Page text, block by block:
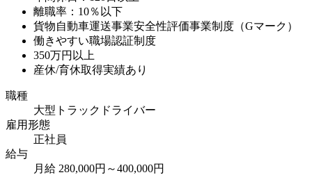
離職率：10％以下
貨物自動車運送事業安全性評価事業制度（Gマーク）
働きやすい職場認証制度
350万円以上
産休/育休取得実績あり
職種
大型トラックドライバー
雇用形態
正社員
給与
月給 280,000円～400,000円